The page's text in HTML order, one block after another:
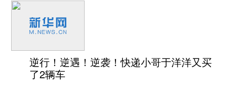
逆行！逆遇！逆袭！快递小哥于洋洋又买
了2辆车